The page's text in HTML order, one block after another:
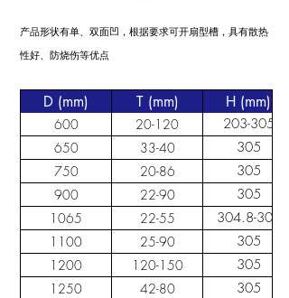
​产品形状有单、双面凹，根据要求可开扇型槽，具有散热
性好、防烧伤等优点
D (mm) T (mm) H (mm)
600 20-120 203-305
650 33-40 305
750 20-86 305
900 22-90 305
1065 22-55 304.8-305
1100 25-90 305
1200 120-150 305
1250 42-80 305